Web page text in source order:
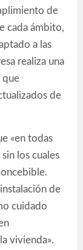
de
cada ámbito,
a las
realiza una
que
de
«en todas
sin los cuales
de
cuidado
vivienda».